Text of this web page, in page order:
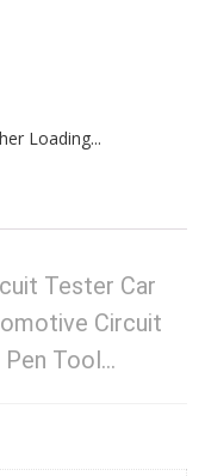
Loading...
Tester Car
Circuit
Tool…